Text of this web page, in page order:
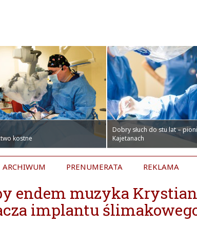
kostne
Dobry słuch do stu lat –
Kajetanach
ARCHIWUM PRENUMERATA REKLAMA
endem muzyka
implantu